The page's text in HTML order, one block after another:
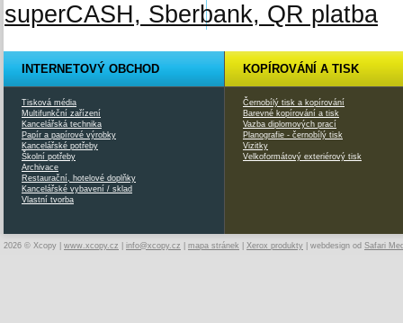
INTERNETOVÝ OBCHOD
Tisková média
Multifunkční zařízení
Kancelářská technika
Papír a papírové výrobky
Kancelářské potřeby
Školní potřeby
Archivace
Restaurační, hotelové doplňky
Kancelářské vybavení / sklad
Vlastní tvorba
KOPÍROVÁNÍ A TISK
Černobílý tisk a kopírování
Barevné kopírování a tisk
Vazba diplomových prací
Planografie - černobílý tisk
Vizitky
Velkoformátový exteriérový tisk
2026 © Xcopy | www.xcopy.cz info@xcopy.cz mapa stránek Xerox produkty | webdesign od Safari